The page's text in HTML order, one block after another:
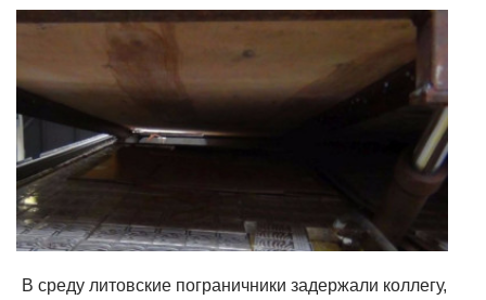
В среду литовские пограничники задержали коллегу,